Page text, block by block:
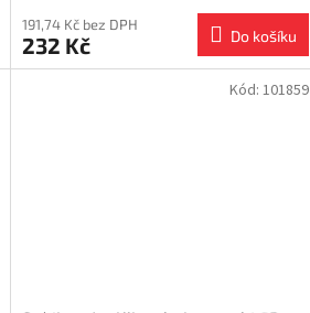
191,74 Kč bez DPH
232 Kč Do košíku
Kód: 101859